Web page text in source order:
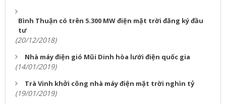
Bình Thuận có trên 5.300 MW điện mặt trời đăng ký đầu
tư
(20/12/2018)
Nhà máy điện gió Mũi Dinh hòa lưới điện quốc gia
(14/01/2019)
Trà Vinh khởi công nhà máy điện mặt trời nghìn tỷ
(19/01/2019)